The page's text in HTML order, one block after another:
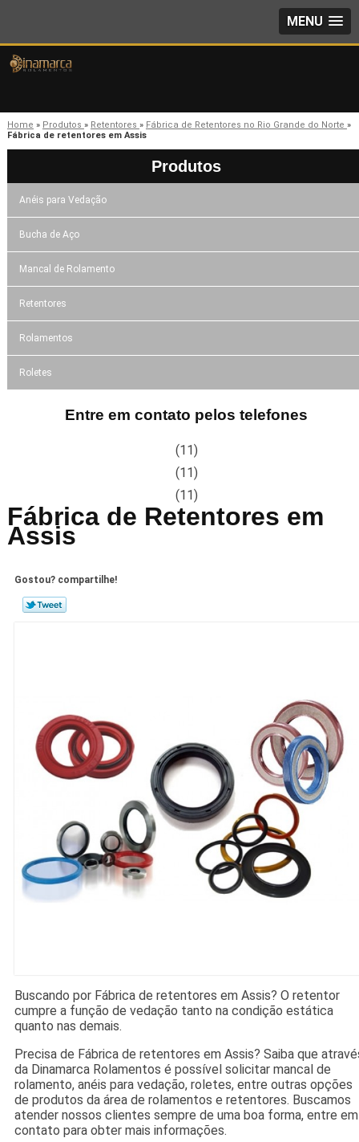
MENU
Home » Produtos » Retentores » Fábrica de Retentores no Rio Grande do Norte »
Fábrica de retentores em Assis
Produtos
Anéis para Vedação
Bucha de Aço
Mancal de Rolamento
Retentores
Rolamentos
Roletes
Entre em contato pelos telefones
(11)
(11)
(11)
Fábrica de Retentores em
Assis
Gostou? compartilhe!
Buscando por Fábrica de retentores em Assis? O retentor
cumpre a função de vedação tanto na condição estática
quanto nas demais.
Precisa de Fábrica de retentores em Assis? Saiba que
da Dinamarca Rolamentos é possível solicitar mancal de
rolamento, anéis para vedação, roletes, entre outras opções
de produtos da área de rolamentos e retentores. Buscamos
atender nossos clientes sempre de uma boa forma, entre em
contato para obter mais informações.